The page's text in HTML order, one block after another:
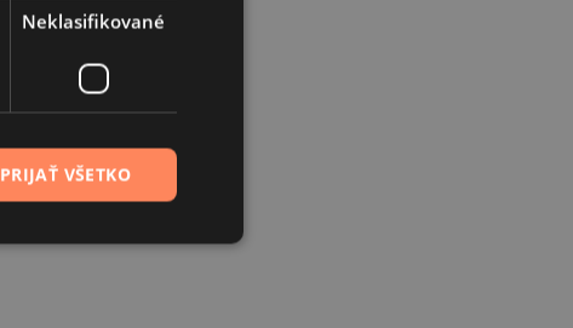
Neklasifikované
PRIJAŤ VŠETKO